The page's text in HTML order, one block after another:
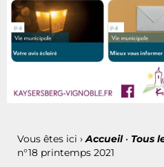
Vous êtes ici › Accueil• Tous
n°18 printemps 2021